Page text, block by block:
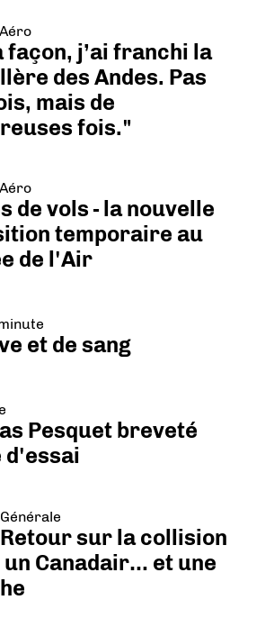
façon, j’ai franchi la
des Andes. Pas
mais de
fois."
de vols - la nouvelle
temporaire au
de l'Air
et de sang
Pesquet breveté
d'essai
Retour sur la collision
Canadair… et une